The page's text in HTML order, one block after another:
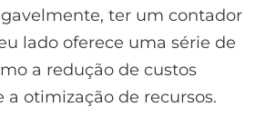
ter um contador
lado oferece uma série de
a redução de custos
a otimização de recursos.